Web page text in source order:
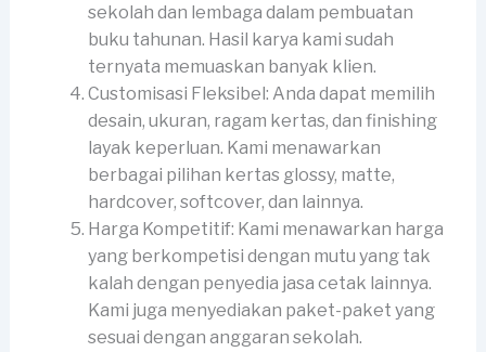
sekolah dan lembaga dalam pembuatan
buku tahunan. Hasil karya kami sudah
ternyata memuaskan banyak klien.
Customisasi Fleksibel: Anda dapat memilih
desain, ukuran, ragam kertas, dan finishing
layak keperluan. Kami menawarkan
berbagai pilihan kertas glossy, matte,
hardcover, softcover, dan lainnya.
Harga Kompetitif: Kami menawarkan harga
yang berkompetisi dengan mutu yang tak
kalah dengan penyedia jasa cetak lainnya.
Kami juga menyediakan paket-paket yang
sesuai dengan anggaran sekolah.